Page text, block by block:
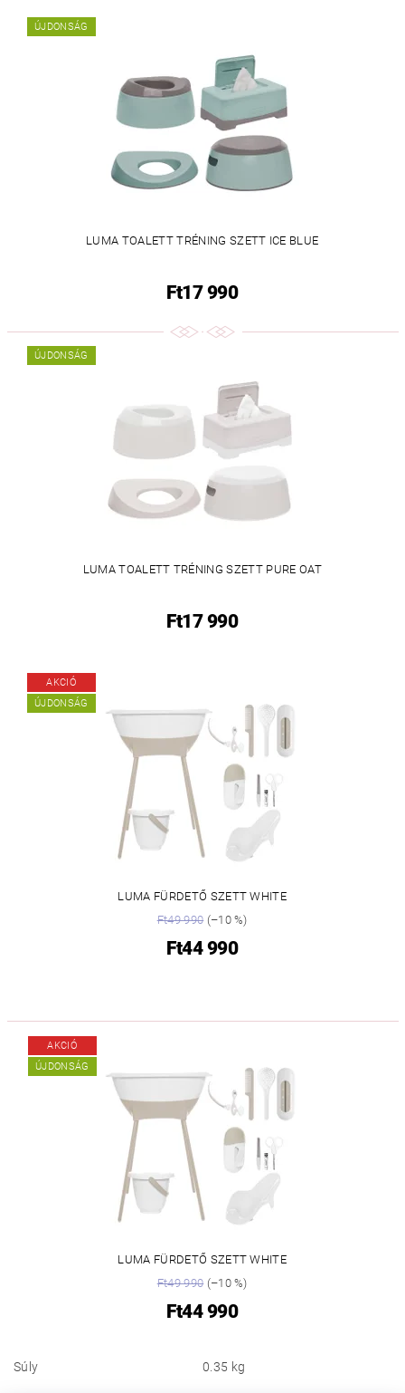
ÚJDONSÁG
LUMA TOALETT TRÉNING SZETT ICE BLUE
Ft17 990
ÚJDONSÁG
LUMA TOALETT TRÉNING SZETT PURE OAT
Ft17 990
AKCIÓ
ÚJDONSÁG
LUMA FÜRDETŐ SZETT WHITE
Ft49 990(–10 %)
Ft44 990
AKCIÓ
ÚJDONSÁG
LUMA FÜRDETŐ SZETT WHITE
Ft49 990(–10 %)
Ft44 990
Súly 0.35 kg